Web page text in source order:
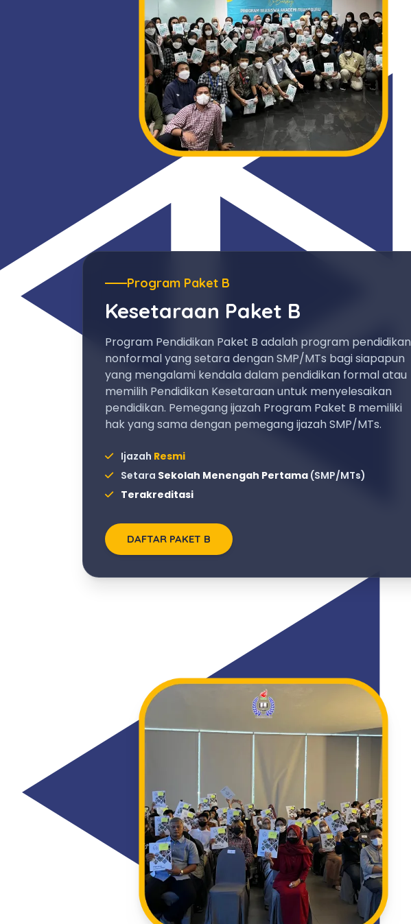
Program Paket B
Kesetaraan Paket B
Program Pendidikan Paket B adalah program pendidikan
nonformal yang setara dengan SMP/MTs bagi siapapun
yang mengalami kendala dalam pendidikan formal atau
memilih Pendidikan Kesetaraan untuk menyelesaikan
pendidikan. Pemegang ijazah Program Paket B memiliki
hak yang sama dengan pemegang ijazah SMP/MTs.
Ijazah Resmi
Setara Sekolah Menengah Pertama (SMP/MTs)
Terakreditasi
DAFTAR PAKET B